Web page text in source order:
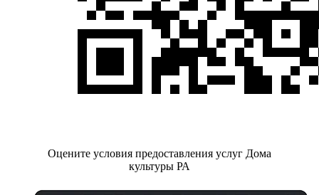
Оцените условия предоставления услуг Дома
культуры РА